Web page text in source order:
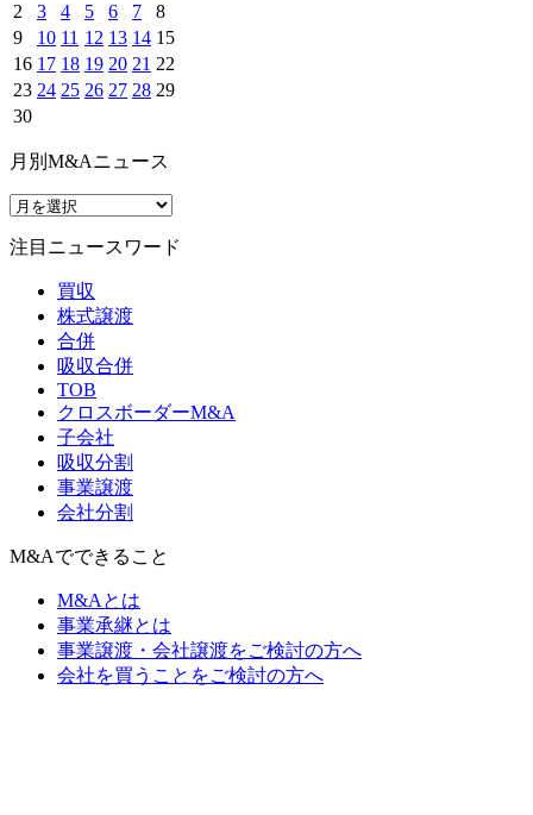
2
3 4 5 6 7
8
9
10 11 12 13 14 15
16 17 18 19 20 21 22
23 24 25 26 27 28 29
30
月別M&Aニュース
注目ニュースワード
買収
株式譲渡
合併
吸収合併
TOB
クロスボーダーM&A
子会社
吸収分割
事業譲渡
会社分割
M&Aでできること
M&Aとは
事業承継とは
事業譲渡・会社譲渡をご検討の方へ
会社を買うことをご検討の方へ